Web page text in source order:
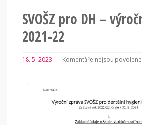
SVOŠZ pro DH –
2021-22
18. 5. 2023
Komentáře nejsou povolené
SVOŠZ